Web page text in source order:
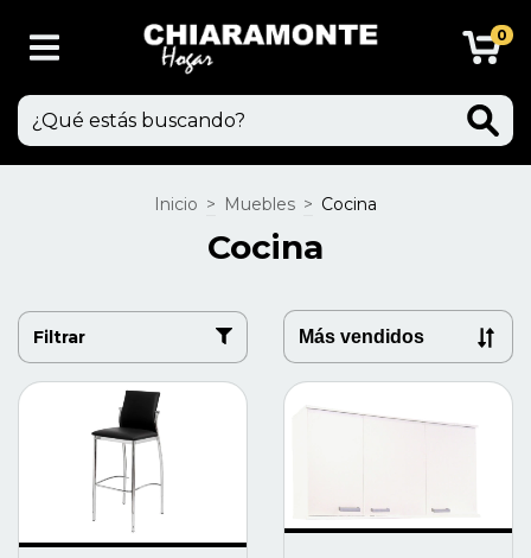
0
Inicio > Muebles > Cocina
Cocina
Filtrar